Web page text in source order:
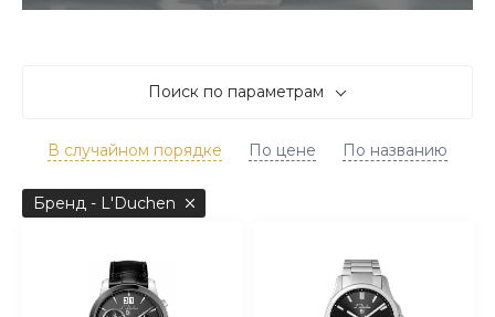
Поиск по параметрам
В случайном порядке По цене По названию
Бренд - L'Duchen